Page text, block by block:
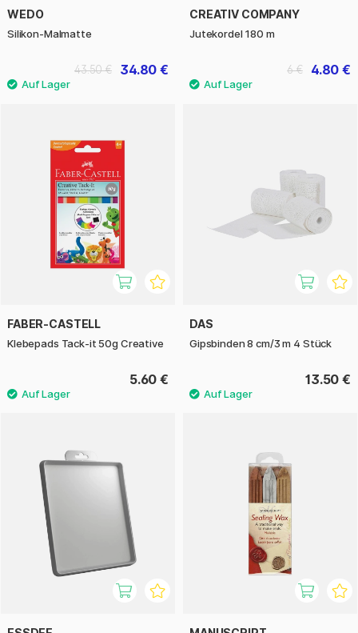
WEDO
Silikon-Malmatte
34.80 €
43.50 €
CREATIV COMPANY
Jutekordel 180 m
4.80 €
6 €
FABER-CASTELL
Klebepads Tack-it 50g Creative
5.60 €
DAS
Gipsbinden 8 cm/3 m 4 Stück
13.50 €